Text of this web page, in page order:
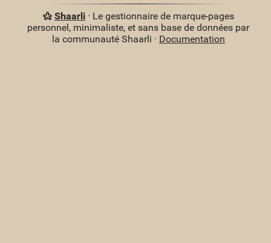
Shaarli· Le gestionnaire de marque-pages
personnel, minimaliste, et sans base de données par
la communauté Shaarli · Documentation